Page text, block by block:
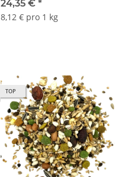
24,35 € *
8,12 € pro 1 kg
TOP